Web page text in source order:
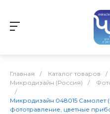
Главная / Каталог товаров /
Микродизайн (Россия)
/
/
Микродизайн 048015 Самолет
фототравление, цветные